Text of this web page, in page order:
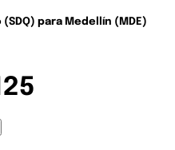
(SDQ) para Medellín (MDE)